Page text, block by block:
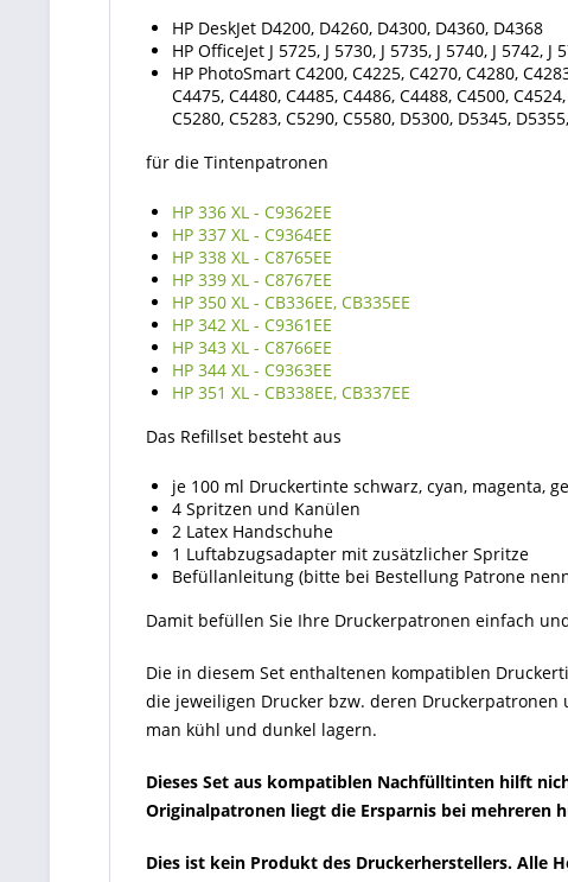
HP DeskJet D4200, D4260, D4300, D4360, D4368
HP OfficeJet J 5725, J 5730, J 5735, J 5740, J 5742, J
HP PhotoSmart C4200, C4225, C4270, C4280,
C4475, C4480, C4485, C4486, C4488, C4500,
C5280, C5283, C5290, C5580, D5300, D5345,
für die Tintenpatronen
HP 336 XL - C9362EE
HP 337 XL - C9364EE
HP 338 XL - C8765EE
HP 339 XL - C8767EE
HP 350 XL - CB336EE, CB335EE
HP 342 XL - C9361EE
HP 343 XL - C8766EE
HP 344 XL - C9363EE
HP 351 XL - CB338EE, CB337EE
Das Refillset besteht aus
je 100 ml Druckertinte schwarz, cyan, magenta,
4 Spritzen und Kanülen
2 Latex Handschuhe
1 Luftabzugsadapter mit zusätzlicher Spritze
Befüllanleitung (bitte bei Bestellung Patrone
Damit befüllen Sie Ihre Druckerpatronen einfach
Die in diesem Set enthaltenen kompatiblen
die jeweiligen Drucker bzw. deren
man kühl und dunkel lagern.
Dieses Set aus kompatiblen Nachfülltinten hilft
Originalpatronen liegt die Ersparnis bei mehreren
Dies ist kein Produkt des Druckerherstellers. Alle